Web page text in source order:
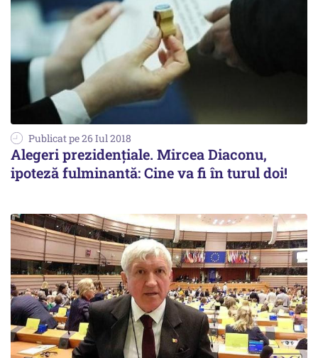
Publicat pe 26 Iul 2018
Alegeri prezidențiale. Mircea Diaconu,
ipoteză fulminantă: Cine va fi în turul doi!